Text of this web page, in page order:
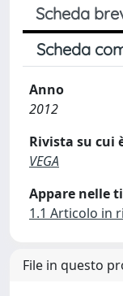
Scheda
Scheda
Anno
2012
Rivista su cui
VEGA
Appare nelle
1.1 Articolo in
File in questo